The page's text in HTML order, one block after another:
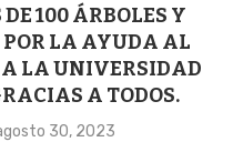
100 ÁRBOLES Y
LA AYUDA AL
A LA UNIVERSIDAD
A TODOS.
30, 2023